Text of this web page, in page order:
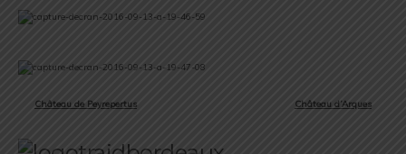
Château de Peyrepertus Château d’Arques